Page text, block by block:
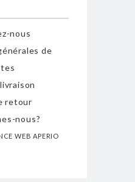
nous
de
retour
nous?
WEB APERIO